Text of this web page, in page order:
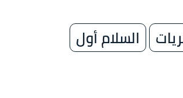
السلام أول